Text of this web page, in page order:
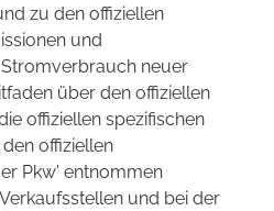
zu den offiziellen
und
neuer
über den offiziellen
offiziellen spezifischen
offiziellen
Pkw' entnommen
und bei der